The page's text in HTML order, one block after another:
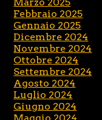
Febbraio 2025
Gennaio 2025
Dicembre 2024
Novembre 2024
Ottobre 2024
Settembre 2024
Agosto 2024
Luglio 2024
Giugno 2024